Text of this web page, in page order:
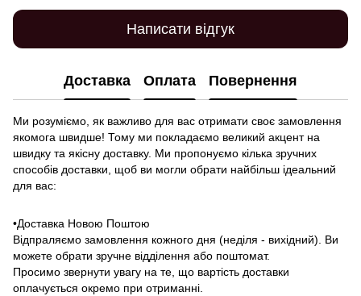
Написати відгук
Доставка Оплата Повернення
Ми розуміємо, як важливо для вас отримати своє замовлення
якомога швидше! Тому ми покладаємо великий акцент на
швидку та якісну доставку. Ми пропонуємо кілька зручних
способів доставки, щоб ви могли обрати найбільш ідеальний
для вас:
•Доставка Новою Поштою
Відпраляємо замовлення кожного дня (неділя - вихідний). Ви
можете обрати зручне відділення або поштомат.
Просимо звернути увагу на те, що вартість доставки
оплачується окремо при отриманні.